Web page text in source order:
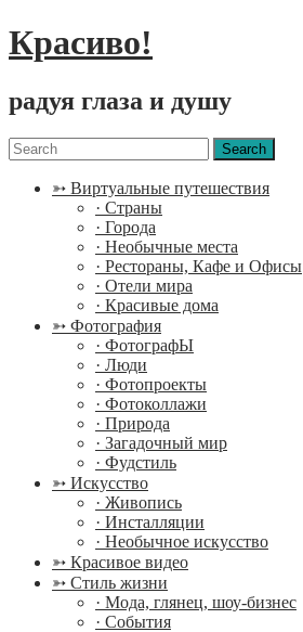
Красиво!
радуя глаза и душу
Menu
Search
for:
➳ Виртуальные путешествия
· Страны
· Города
· Необычные места
· Рестораны, Кафе и Офисы
· Отели мира
· Красивые дома
➳ Фотография
· ФотографЫ
· Люди
· Фотопроекты
· Фотоколлажи
· Природа
· Загадочный мир
· Фудстиль
➳ Искусство
· Живопись
· Инсталляции
· Необычное искусство
➳ Красивое видео
➳ Стиль жизни
· Мода, глянец, шоу-бизнес
· События